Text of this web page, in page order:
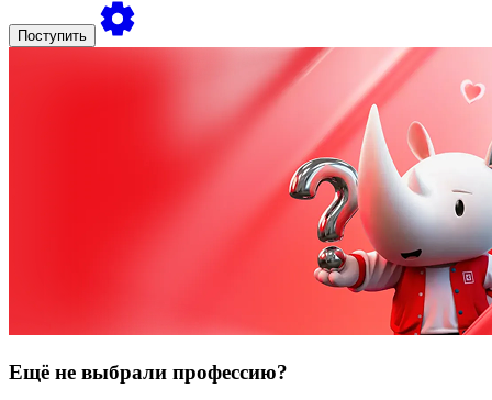
Поступить
Ещё не выбрали профессию?